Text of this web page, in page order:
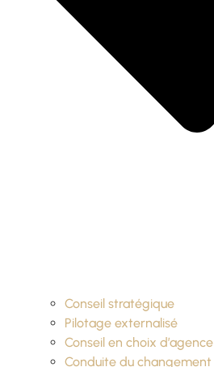
Conseil stratégique
Pilotage externalisé
Conseil en choix d’agence
Conduite du changement